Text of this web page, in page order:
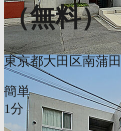
（無料）
東京都大田区南蒲
簡単
1分